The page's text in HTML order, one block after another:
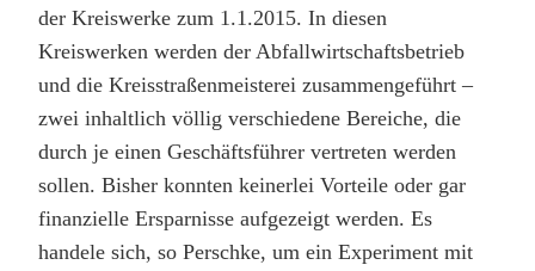
der Kreiswerke zum 1.1.2015. In diesen
Kreiswerken werden der Abfallwirtschaftsbetrieb
und die Kreisstraßenmeisterei zusammengeführt –
zwei inhaltlich völlig verschiedene Bereiche, die
durch je einen Geschäftsführer vertreten werden
sollen. Bisher konnten keinerlei Vorteile oder gar
finanzielle Ersparnisse aufgezeigt werden. Es
handele sich, so Perschke, um ein Experiment mit